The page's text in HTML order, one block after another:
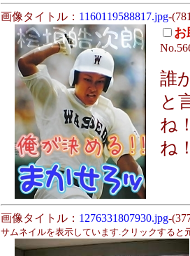
画像タイトル： 1160119588817.jpg-
お
誰
と
ね
ね
画像タイトル： 1276331807930.jpg-
サムネイルを表示しています.クリックすると